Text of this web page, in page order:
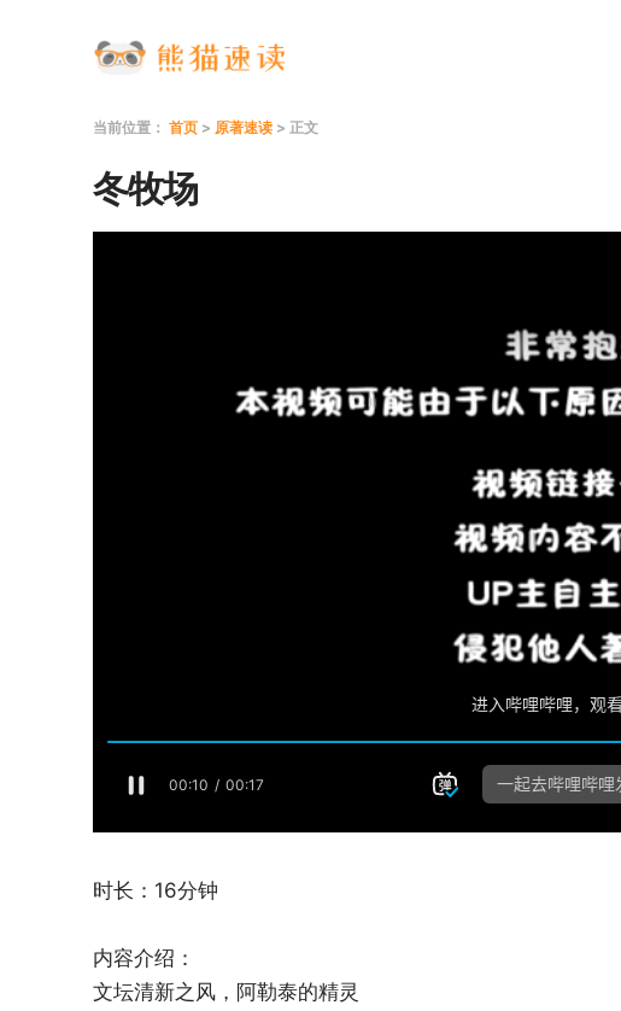
当前位置： 首页 > 原著速读 > 正文
冬牧场
时长：16分钟
内容介绍：
文坛清新之风，阿勒泰的精灵